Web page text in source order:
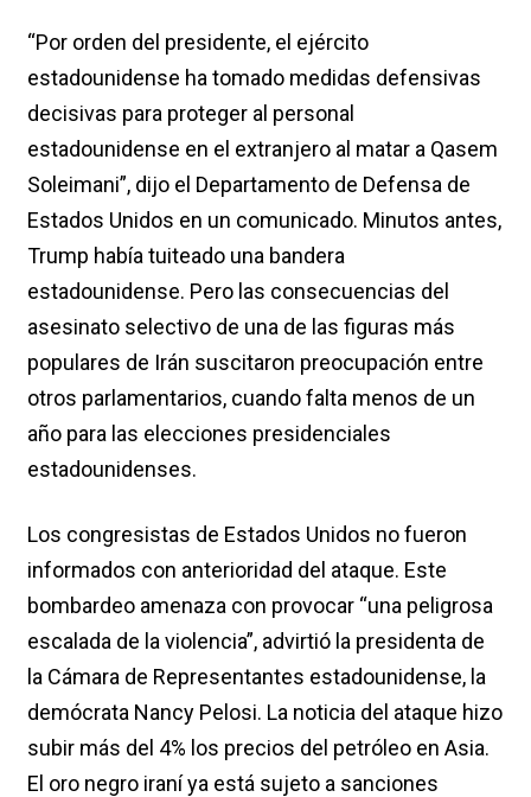
“Por orden del presidente, el ejército
estadounidense ha tomado medidas defensivas
decisivas para proteger al personal
estadounidense en el extranjero al matar a Qasem
Soleimani”, dijo el Departamento de Defensa de
Estados Unidos en un comunicado. Minutos antes,
Trump había tuiteado una bandera
estadounidense. Pero las consecuencias del
asesinato selectivo de una de las figuras más
populares de Irán suscitaron preocupación entre
otros parlamentarios, cuando falta menos de un
año para las elecciones presidenciales
estadounidenses.
Los congresistas de Estados Unidos no fueron
informados con anterioridad del ataque. Este
bombardeo amenaza con provocar “una peligrosa
escalada de la violencia”, advirtió la presidenta de
la Cámara de Representantes estadounidense, la
demócrata Nancy Pelosi. La noticia del ataque hizo
subir más del 4% los precios del petróleo en Asia.
El oro negro iraní ya está sujeto a sanciones